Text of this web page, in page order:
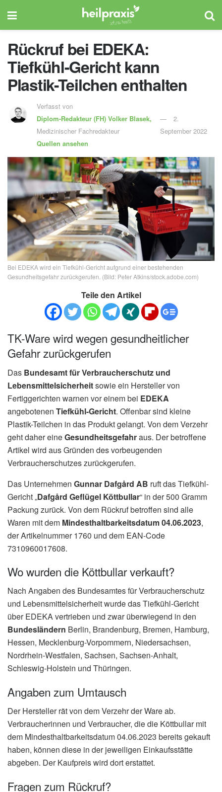
Rückruf bei EDEKA:
Tiefkühl-Gericht kann
Plastik-Teilchen enthalten
Verfasst von
Diplom-Redakteur (FH) Volker Blasek,
Medizinischer Fachredakteur
Quellen ansehen
2.
September 2022
Bei EDEKA wird ein Tiefkühl-Gericht aufgrund einer bestehenden
Gesundheitsgefahr zurückgerufen. (Bild: Peter Atkins/stock.adobe.com)
Teile den Artikel
TK-Ware wird wegen gesundheitlicher
Gefahr zurückgerufen
Das Bundesamt für Verbraucherschutz und
Lebensmittelsicherheitsowie ein Hersteller von
Fertiggerichten warnen vor einem bei EDEKA
angebotenen Tiefkühl-Gericht. Offenbar sind kleine
Plastik-Teilchen in das Produkt gelangt. Von dem Verzehr
geht daher eineGesundheitsgefahraus. Der betroffene
Artikel wird aus Gründen des vorbeugenden
Verbraucherschutzes zurückgerufen.
Das Unternehmen Gunnar Dafgård AB ruft das Tiefkühl-
Gericht „Dafgård Geflügel Köttbullar“ in der 500 Gramm
Packung zurück. Von dem Rückruf betroffen sind alle
Waren mit dem Mindesthaltbarkeitsdatum 04.06.2023,
der Artikelnummer 1760 und dem EAN-Code
7310960017608.
Wo wurden die Köttbullar verkauft?
Nach Angaben des Bundesamtes für Verbraucherschutz
und Lebensmittelsicherheit wurde das Tiefkühl-Gericht
über EDEKA vertrieben und zwar überwiegend in den
Bundesländern Berlin, Brandenburg, Bremen, Hamburg,
Hessen, Mecklenburg-Vorpommern, Niedersachsen,
Nordrhein-Westfalen, Sachsen, Sachsen-Anhalt,
Schleswig-Holstein und Thüringen.
Angaben zum Umtausch
Der Hersteller rät von dem Verzehr der Ware ab.
Verbraucherinnen und Verbraucher, die die Köttbullar mit
dem Mindesthaltbarkeitsdatum 04.06.2023 bereits gekauft
haben, können diese in der jeweiligen Einkaufsstätte
abgeben. Der Kaufpreis wird dort erstattet.
Fragen zum Rückruf?